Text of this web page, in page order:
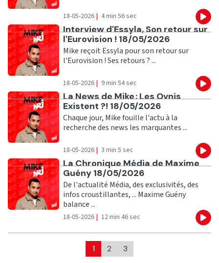
18-05-2026 | 4 min 56 sec
Ecouter
Interview d'Essyla, Son retour sur
l'Eurovision ! 18/05/2026
Mike reçoit Essyla pour son retour sur
l'Eurovision ! Ses retours ? ...
18-05-2026 | 9 min 54 sec
Ecouter
La News de Mike : Les Ovnis
Existent ?! 18/05/2026
Chaque jour, Mike fouille l'actu à la
recherche des news les marquantes ...
18-05-2026 | 3 min 5 sec
Ecouter
La Chronique Média de Maxime
Guény 18/05/2026
De l'actualité Média, des exclusivités, des
infos croustillantes, ... Maxime Guény
balance ...
18-05-2026 | 12 min 46 sec
1 2 3